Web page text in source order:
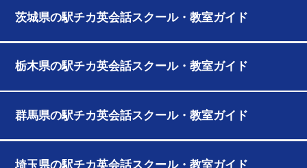
茨城県の駅チカ英会話スクール・教室ガイド
栃木県の駅チカ英会話スクール・教室ガイド
群馬県の駅チカ英会話スクール・教室ガイド
埼玉県の駅チカ英会話スクール・教室ガイド